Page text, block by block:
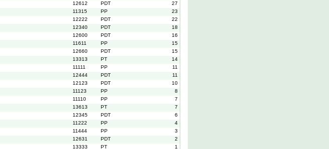
12612 PDT
27
11315 PP
23
12222 PDT
22
12340 PDT
18
12600 PDT
16
11611 PP
15
12660 PDT
15
13313 PT
14
11111 PP
11
12444 PDT
11
12123 PDT
10
11123 PP
8
11110 PP
7
13613 PT
7
12345 PDT
6
11222 PP
4
11444 PP
3
12631 PDT
2
13333 PT 1